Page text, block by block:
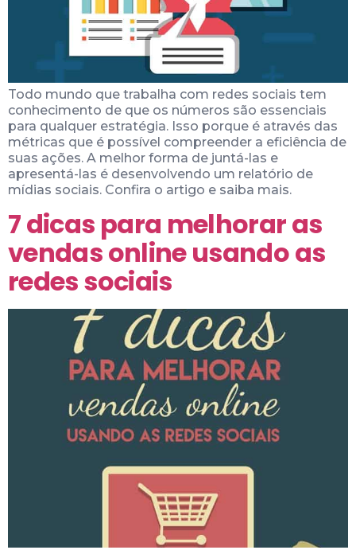
Todo mundo que trabalha com redes sociais tem
conhecimento de que os números são essenciais
para qualquer estratégia. Isso porque é através das
métricas que é possível compreender a eficiência de
suas ações. A melhor forma de juntá-las e
apresentá-las é desenvolvendo um relatório de
mídias sociais. Confira o artigo e saiba mais.
7 dicas para melhorar as
vendas online usando as
redes sociais